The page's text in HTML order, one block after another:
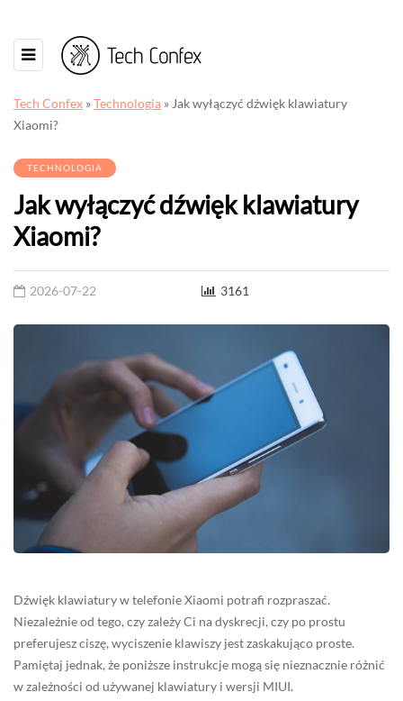
Tech Confex »Technologia » Jak wyłączyć dźwięk klawiatury
Xiaomi?
TECHNOLOGIA
Jak wyłączyć dźwięk klawiatury
Xiaomi?
2026-07-22 3161
Dźwięk klawiatury w telefonie Xiaomi potrafi rozpraszać.
Niezależnie od tego, czy zależy Ci na dyskrecji, czy po prostu
preferujesz ciszę, wyciszenie klawiszy jest zaskakująco proste.
Pamiętaj jednak, że poniższe instrukcje mogą się nieznacznie różnić
w zależności od używanej klawiatury i wersji MIUI.